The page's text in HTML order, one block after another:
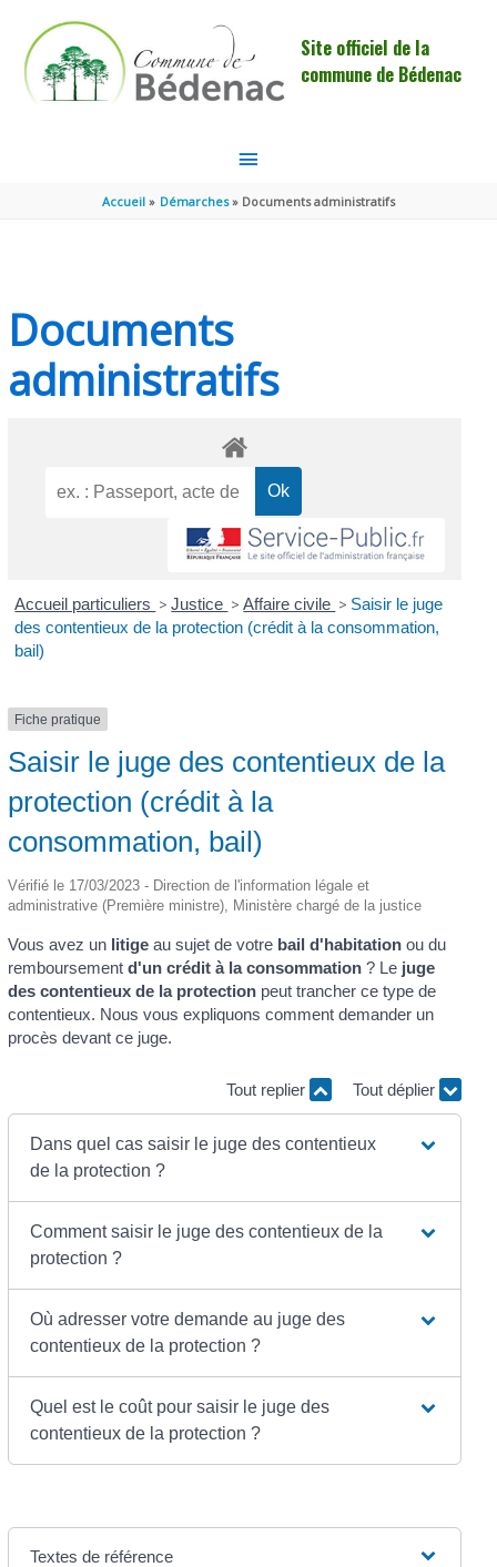
Site officiel de la
commune de Bédenac
MENU
PRINCIPAL
Accueil Démarches Documents administratifs
Documents
administratifs
Accueil particuliers > Justice > Affaire civile > Saisir le juge
des contentieux de la protection (crédit à la consommation,
bail)
Fiche pratique
Saisir le juge des contentieux de la
protection (crédit à la
consommation, bail)
Vérifié le 17/03/2023 - Direction de l'information légale et
administrative (Première ministre), Ministère chargé de la justice
Vous avez un litigeau sujet de votre bail d'habitationou du
remboursement d'un crédit à la consommation? Lejuge
des contentieux de la protectionpeut trancher ce type de
contentieux. Nous vous expliquons comment demander un
procès devant ce juge.
Tout replier Tout déplier
Dans quel cas saisir le juge des contentieux
de la protection ?
Comment saisir le juge des contentieux de la
protection ?
Où adresser votre demande au juge des
contentieux de la protection ?
Quel est le coût pour saisir le juge des
contentieux de la protection ?
Textes de référence